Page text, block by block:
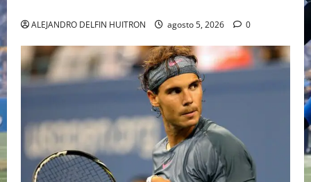
ALEJANDRO DELFIN HUITRON agosto 5, 2026 0